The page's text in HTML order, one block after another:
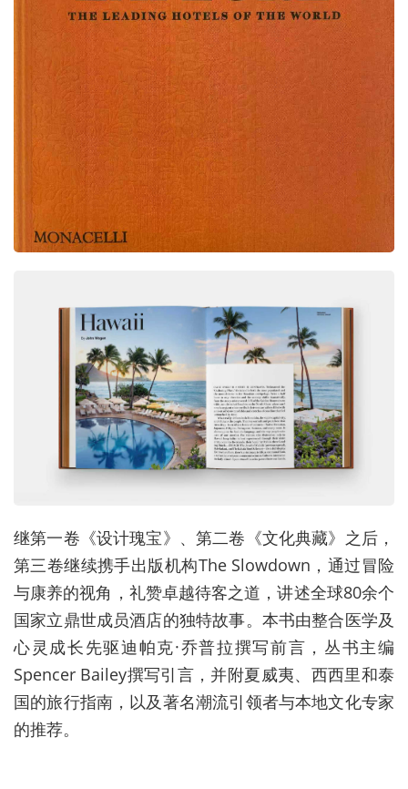
继第一卷《设计瑰宝》、第二卷《文化典藏》之后，
第三卷继续携手出版机构The Slowdown，通过冒险
与康养的视角，礼赞卓越待客之道，讲述全球80余个
国家立鼎世成员酒店的独特故事。本书由整合医学及
心灵成长先驱迪帕克·乔普拉撰写前言，丛书主编
Spencer Bailey撰写引言，并附夏威夷、西西里和泰
国的旅行指南，以及著名潮流引领者与本地文化专家
的推荐。